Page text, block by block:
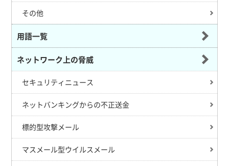
その他
用語一覧
ネットワーク上の脅威
セキュリティニュース
ネットバンキングからの不正送金
標的型攻撃メール
マスメール型ウイルスメール